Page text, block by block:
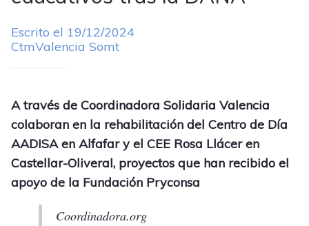
Escrito el 19/12/2024
CtmValencia Somt
A través de Coordinadora Solidaria Valencia
colaboran en la rehabilitación del Centro de Día
AADISA en Alfafar y el CEE Rosa Llácer en
Castellar-Oliveral, proyectos que han recibido el
apoyo de la Fundación Pryconsa
Coordinadora.org